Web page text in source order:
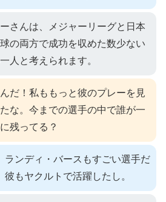
さんは、メジャーリーグと日本
の両方で成功を収めた数少ない
人と考えられます。
だ！私ももっと彼のプレーを見
な。今までの選手の中で誰が一
残ってる？
ランディ・バースもすごい選手だ
彼もヤクルトで活躍したし。